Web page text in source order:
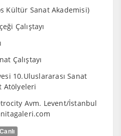
Kültür Sanat Akademisi)
Çalıştayı
Çalıştayı
10.Uluslararası Sanat
Atölyeleri
Avm. Levent/İstanbul